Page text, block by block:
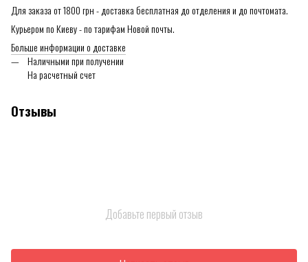
Для заказа от 1800 грн - доставка бесплатная до отделения и до почтомата.
Курьером по Киеву - по тарифам Новой почты.
Больше информации о доставке
Наличными при получении
На расчетный счет
Отзывы
Добавьте первый отзыв